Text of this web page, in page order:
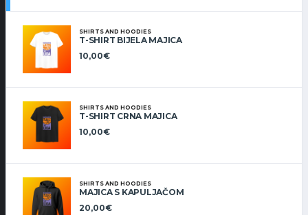
SHIRTS AND HOODIES
T-SHIRT BIJELA MAJICA
10,00€
SHIRTS AND HOODIES
T-SHIRT CRNA MAJICA
10,00€
SHIRTS AND HOODIES
MAJICA S KAPULJAČOM
20,00€